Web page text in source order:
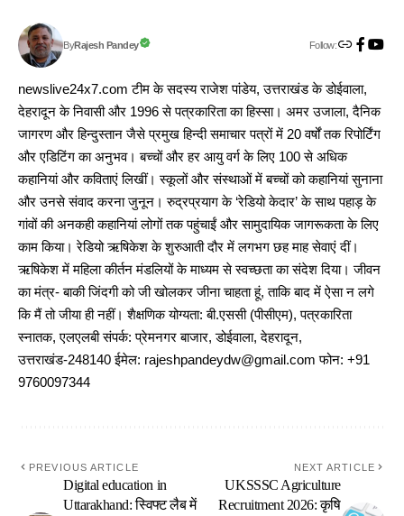
ByRajesh Pandey Follow:
newslive24x7.com टीम के सदस्य राजेश पांडेय, उत्तराखंड के डोईवाला,
देहरादून के निवासी और 1996 से पत्रकारिता का हिस्सा। अमर उजाला, दैनिक
जागरण और हिन्दुस्तान जैसे प्रमुख हिन्दी समाचार पत्रों में 20 वर्षों तक रिपोर्टिंग
और एडिटिंग का अनुभव। बच्चों और हर आयु वर्ग के लिए 100 से अधिक
कहानियां और कविताएं लिखीं। स्कूलों और संस्थाओं में बच्चों को कहानियां सुनाना
और उनसे संवाद करना जुनून। रुद्रप्रयाग के ‘रेडियो केदार’ के साथ पहाड़ के
गांवों की अनकही कहानियां लोगों तक पहुंचाईं और सामुदायिक जागरूकता के लिए
काम किया। रेडियो ऋषिकेश के शुरुआती दौर में लगभग छह माह सेवाएं दीं।
ऋषिकेश में महिला कीर्तन मंडलियों के माध्यम से स्वच्छता का संदेश दिया। जीवन
का मंत्र- बाकी जिंदगी को जी खोलकर जीना चाहता हूं, ताकि बाद में ऐसा न लगे
कि मैं तो जीया ही नहीं। शैक्षणिक योग्यता: बी.एससी (पीसीएम), पत्रकारिता
स्नातक, एलएलबी संपर्क: प्रेमनगर बाजार, डोईवाला, देहरादून,
उत्तराखंड-248140 ईमेल: rajeshpandeydw@gmail.com फोन: +91
9760097344
PREVIOUS ARTICLE
Digital education in
Uttarakhand: स्विफ्ट लैब में
NEXT ARTICLE
UKSSSC Agriculture
Recruitment 2026: कृषि